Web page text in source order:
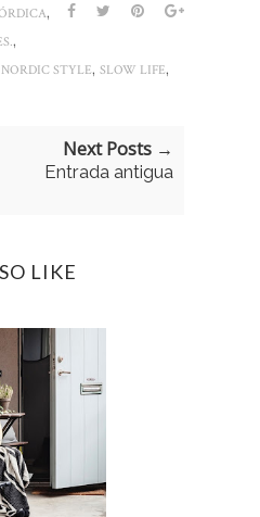
,
,
STYLE, SLOW LIFE,
Next Posts →
Entrada antigua
LIKE